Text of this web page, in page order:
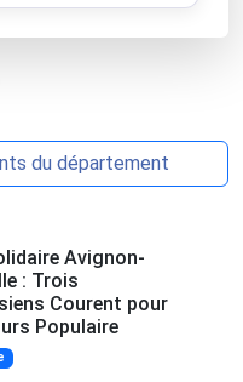
du département
Avignon-
: Trois
Courent pour
Populaire